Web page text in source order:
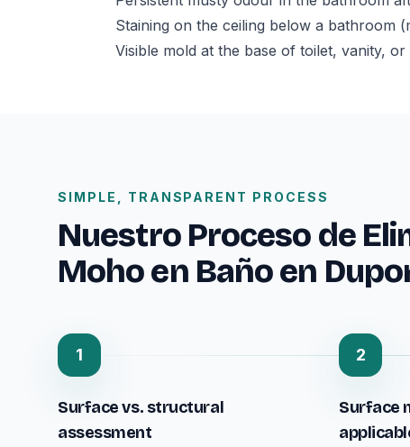
Staining on the ceiling below a bathroom
Visible mold at the base of toilet, vanity,
SIMPLE, TRANSPARENT PROCESS
Nuestro Proceso de
Moho en Baño en
1
Surface vs. structural
assessment
2
Surface